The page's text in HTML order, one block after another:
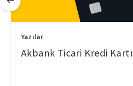
Yazılar
Akbank Ticari Kredi Kartı